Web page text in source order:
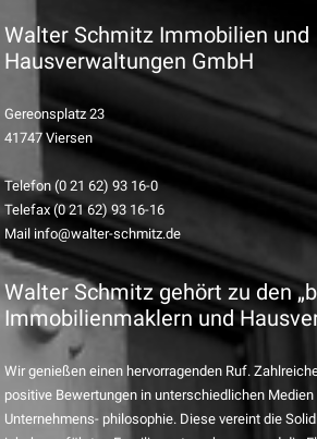
Walter Schmitz Immobilien und
Hausverwaltungen GmbH
Gereonsplatz 23
41747 Viersen
Telefon (0 21 62) 93 16-0
Telefax (0 21 62) 93 16-16
Mail info@walter-schmitz.de
Walter Schmitz gehört zu den
Immobilienmaklern und
Wir genießen einen hervorragenden Ruf.
positive Bewertungen in unterschiedlichen
Unternehmens- philosophie. Diese vereint die